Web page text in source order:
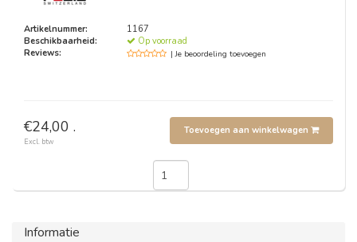
Artikelnummer:
1167
Beschikbaarheid:
Op voorraad
Reviews:
| Je beoordeling toevoegen
€24,00 .
Excl. btw
Toevoegen aan winkelwagen
Informatie